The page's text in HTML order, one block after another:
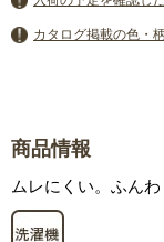
カタログ掲載の色・
商品情報
ムレにくい。ふん